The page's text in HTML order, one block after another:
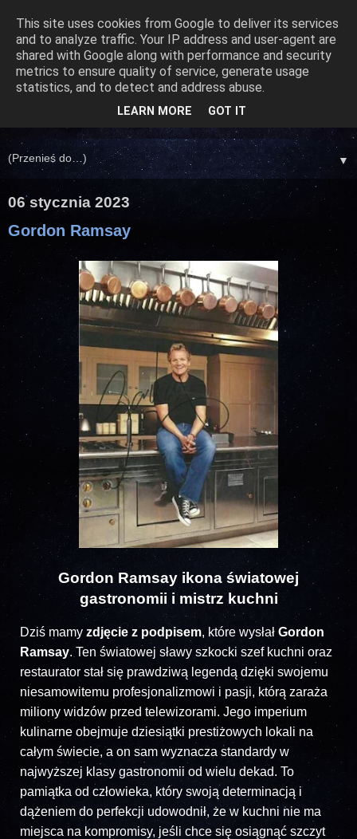
▼
06 stycznia 2023
Gordon Ramsay
Gordon Ramsay ikona światowej
gastronomii i mistrz kuchni
Dziś mamy zdjęcie z podpisem, które wysłał Gordon
Ramsay. Ten światowej sławy szkocki szef kuchni oraz
restaurator stał się prawdziwą legendą dzięki swojemu
niesamowitemu profesjonalizmowi i pasji, którą zaraża
miliony widzów przed telewizorami. Jego imperium
kulinarne obejmuje dziesiątki prestiżowych lokali na
całym świecie, a on sam wyznacza standardy w
najwyższej klasy gastronomii od wielu dekad. To
pamiątka od człowieka, który swoją determinacją i
dążeniem do perfekcji udowodnił, że w kuchni nie ma
miejsca na kompromisy, jeśli chce się osiągnąć szczyt
This site uses cookies from Google to deliver its services
and to analyze traffic. Your IP address and user-agent are
shared with Google along with performance and security
metrics to ensure quality of service, generate usage
statistics, and to detect and address abuse.
LEARN MORE GOT IT